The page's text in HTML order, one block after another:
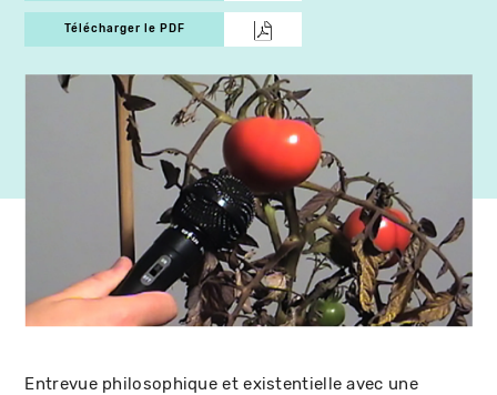
Télécharger le PDF
Entrevue philosophique et existentielle avec une